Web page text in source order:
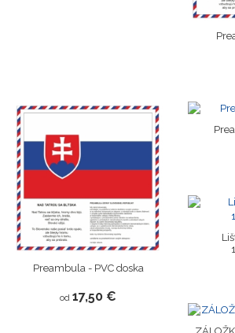
Preambula - PVC doska
od 17,50 €